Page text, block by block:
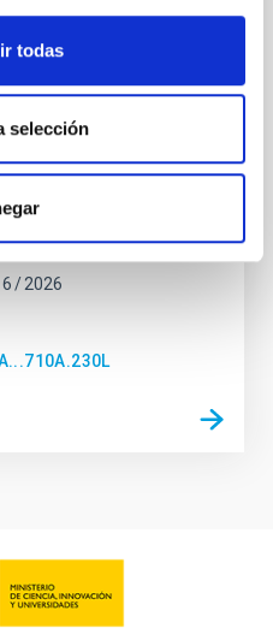
todas
selección
in post-rEionisation and
instrument was a
element kinetic
technology that
in April 2021 and
6 2026